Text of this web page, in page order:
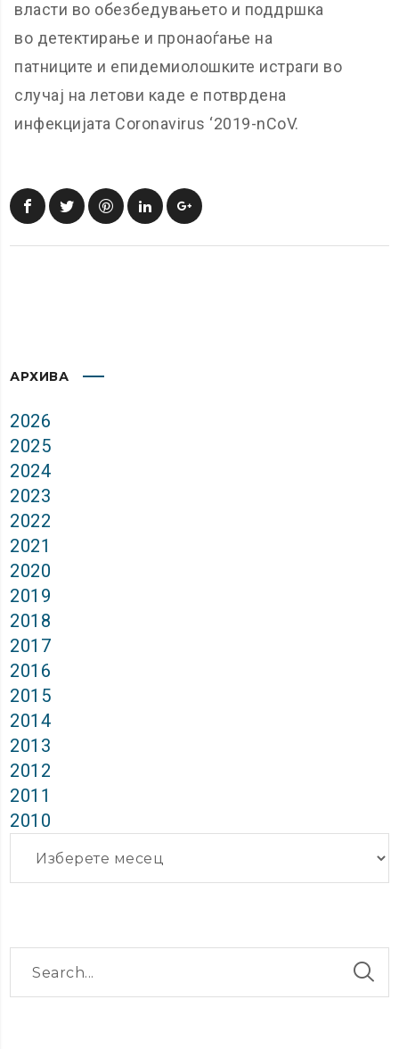
власти во обезбедувањето и поддршка
во детектирање и пронаоѓање на
патниците и епидемиолошките истраги во
случај на летови каде е потврдена
инфекцијата Coronavirus ‘2019-nCoV.
АРХИВА
2026
2025
2024
2023
2022
2021
2020
2019
2018
2017
2016
2015
2014
2013
2012
2011
2010